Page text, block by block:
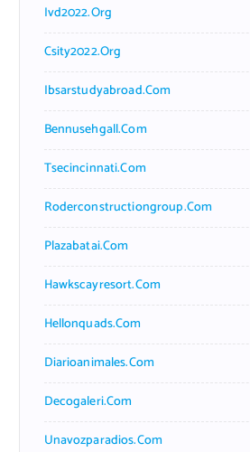
Ivd2022.org
Csity2022.org
Ibsarstudyabroad.com
Bennusehgall.com
Tsecincinnati.com
Roderconstructiongroup.com
Plazabatai.com
Hawkscayresort.com
Hellonquads.com
Diarioanimales.com
Decogaleri.com
Unavozparadios.com